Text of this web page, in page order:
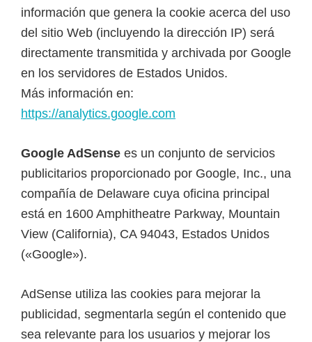
información que genera la cookie acerca del uso
del sitio Web (incluyendo la dirección IP) será
directamente transmitida y archivada por Google
en los servidores de Estados Unidos.
Más información en:
https://analytics.google.com
Google AdSense es un conjunto de servicios
publicitarios proporcionado por Google, Inc., una
compañía de Delaware cuya oficina principal
está en 1600 Amphitheatre Parkway, Mountain
View (California), CA 94043, Estados Unidos
(«Google»).
AdSense utiliza las cookies para mejorar la
publicidad, segmentarla según el contenido que
sea relevante para los usuarios y mejorar los